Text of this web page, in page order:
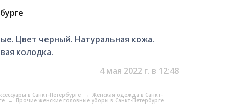
Цвет черный. Натуральная кожа.
колодка.
4 мая 2022 г. в 12:48
в Санкт-Петербурге → Женская одежда в Санкт-
→ Прочие женские головные уборы в Санкт-Петербурге